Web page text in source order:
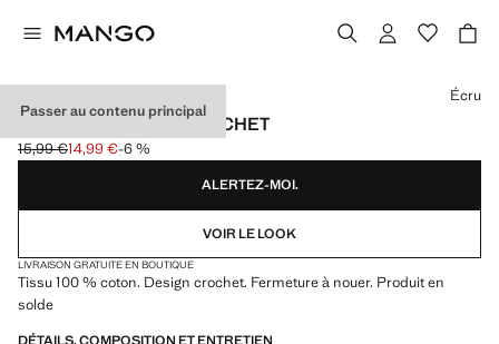
Passer au contenu principal
FOULARD MAILLE CROCHET
Prix initial barré [15,99 € ]
15,99 €
Prix actuel [14,99 € ]
14,99 €-6 %
Choisissez une couleur
Écru
ALERTEZ-MOI.
VOIR LE LOOK
LIVRAISON GRATUITE EN BOUTIQUE
Tissu 100 % coton. Design crochet. Fermeture à nouer. Produit en
solde